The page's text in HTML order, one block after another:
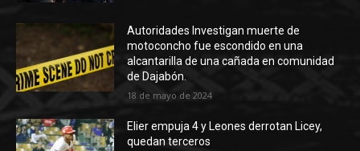
Autoridades Investigan muerte de
motoconcho fue escondido en una
alcantarilla de una cañada en comunidad
de Dajabón.
18 de mayo de 2024
Elier empuja 4 y Leones derrotan Licey,
quedan terceros